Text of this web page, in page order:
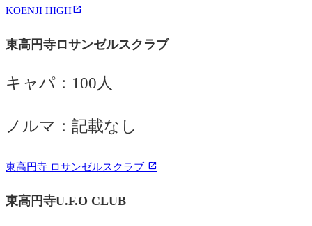
KOENJI HIGH
東高円寺ロサンゼルスクラブ
キャパ：100人
ノルマ：記載なし
東高円寺 ロサンゼルスクラブ
東高円寺U.F.O CLUB